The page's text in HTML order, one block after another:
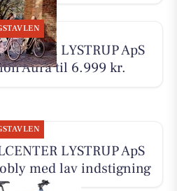
LYSTRUP ApS
Aura til 6.999 kr.
LYSTRUP ApS
med lav indstigning